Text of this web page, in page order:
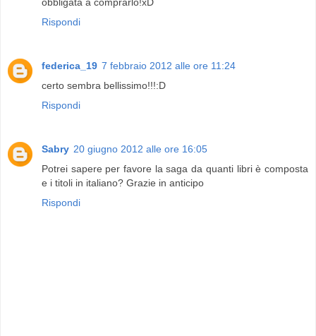
obbligata a comprarlo!xD
Rispondi
federica_19 7 febbraio 2012 alle ore 11:24
certo sembra bellissimo!!!:D
Rispondi
Sabry 20 giugno 2012 alle ore 16:05
Potrei sapere per favore la saga da quanti libri è composta
e i titoli in italiano? Grazie in anticipo
Rispondi